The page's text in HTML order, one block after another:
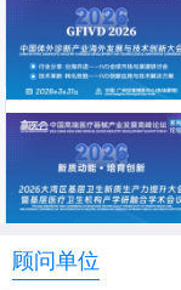
顾问单位